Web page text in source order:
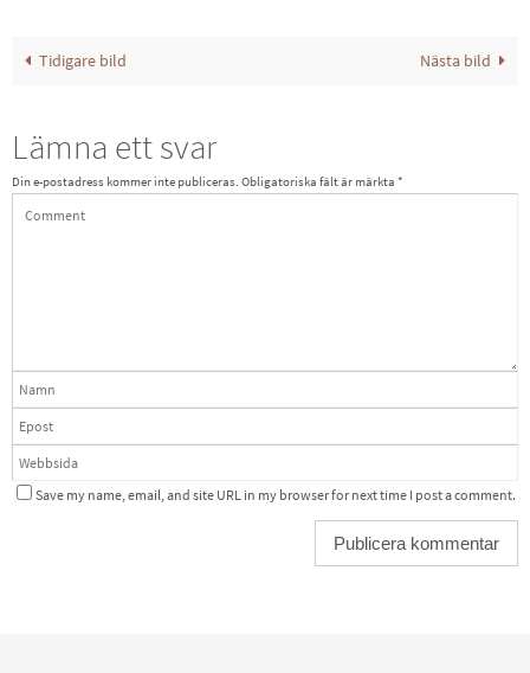
Tidigare bild Nästa bild
Lämna ett svar
Din e-postadress kommer inte publiceras. Obligatoriska fält är märkta *
Save my name, email, and site URL in my browser for next time I post a comment.